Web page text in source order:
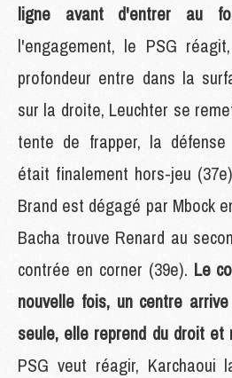
ligne avant d'entrer au
l'engagement, le PSG
profondeur entre dans la
sur la droite, Leuchter se
tente de frapper, la
était finalement hors-jeu
Brand est dégagé par Mbock
Bacha trouve Renard au
contrée en corner (39e). Le
nouvelle fois, un centre
seule, elle reprend du droit et
PSG veut réagir, Karchaoui